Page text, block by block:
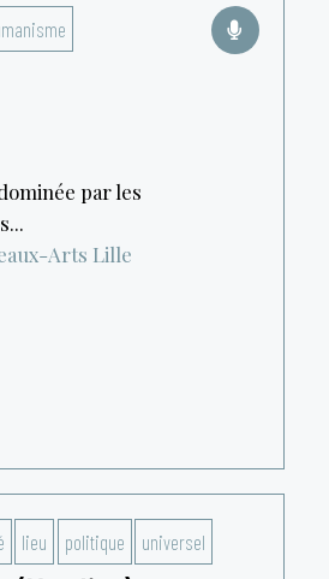
par les
Arts Lille
lieu politique universel